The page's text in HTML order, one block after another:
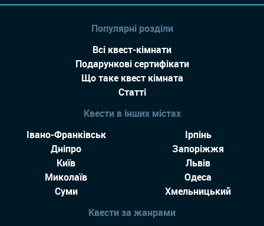
Популярні розділи
Всі квест-кімнати
Подарункові сертифікати
Що таке квест кімната
Статті
Квести в інших містах
Івано-Франківськ
Ірпінь
Дніпро
Запоріжжя
Київ
Львів
Миколаїв
Одеса
Суми
Хмельницький
Квести за жанрами